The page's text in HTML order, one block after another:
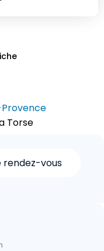
Torse
rendez-vous